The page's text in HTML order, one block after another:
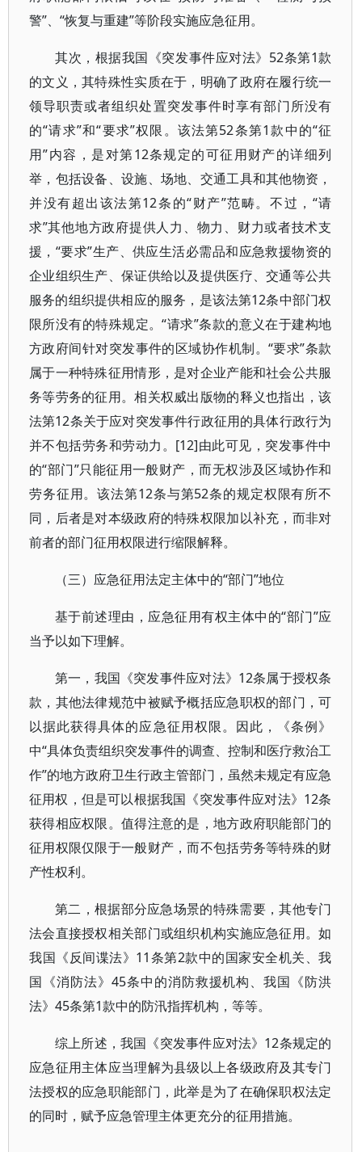
警”、“恢复与重建”等阶段实施应急征用。
其次，根据我国《突发事件应对法》52条第1款
的文义，其特殊性实质在于，明确了政府在履行统一
领导职责或者组织处置突发事件时享有部门所没有
的“请求”和“要求”权限。该法第52条第1款中的“征
用”内容，是对第12条规定的可征用财产的详细列
举，包括设备、设施、场地、交通工具和其他物资，
并没有超出该法第12条的“财产”范畴。不过，“请
求”其他地方政府提供人力、物力、财力或者技术支
援，“要求”生产、供应生活必需品和应急救援物资的
企业组织生产、保证供给以及提供医疗、交通等公共
服务的组织提供相应的服务，是该法第12条中部门权
限所没有的特殊规定。“请求”条款的意义在于建构地
方政府间针对突发事件的区域协作机制。“要求”条款
属于一种特殊征用情形，是对企业产能和社会公共服
务等劳务的征用。相关权威出版物的释义也指出，该
法第12条关于应对突发事件行政征用的具体行政行为
并不包括劳务和劳动力。[12]由此可见，突发事件中
的“部门”只能征用一般财产，而无权涉及区域协作和
劳务征用。该法第12条与第52条的规定权限有所不
同，后者是对本级政府的特殊权限加以补充，而非对
前者的部门征用权限进行缩限解释。
（三）应急征用法定主体中的“部门”地位
基于前述理由，应急征用有权主体中的“部门”应
当予以如下理解。
第一，我国《突发事件应对法》12条属于授权条
款，其他法律规范中被赋予概括应急职权的部门，可
以据此获得具体的应急征用权限。因此，《条例》
中“具体负责组织突发事件的调查、控制和医疗救治工
作”的地方政府卫生行政主管部门，虽然未规定有应急
征用权，但是可以根据我国《突发事件应对法》12条
获得相应权限。值得注意的是，地方政府职能部门的
征用权限仅限于一般财产，而不包括劳务等特殊的财
产性权利。
第二，根据部分应急场景的特殊需要，其他专门
法会直接授权相关部门或组织机构实施应急征用。如
我国《反间谍法》11条第2款中的国家安全机关、我
国《消防法》45条中的消防救援机构、我国《防洪
法》45条第1款中的防汛指挥机构，等等。
综上所述，我国《突发事件应对法》12条规定的
应急征用主体应当理解为县级以上各级政府及其专门
法授权的应急职能部门，此举是为了在确保职权法定
的同时，赋予应急管理主体更充分的征用措施。